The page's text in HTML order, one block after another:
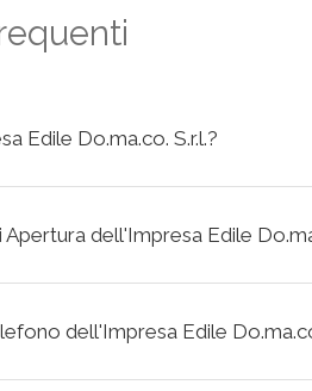
Edile Do.ma.co. S.r.l.?
dell'Impresa Edile
dell'Impresa Edile